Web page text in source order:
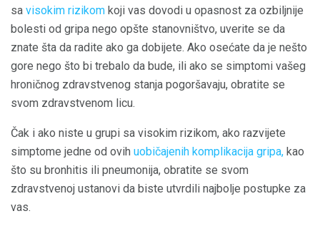
sa visokim rizikom koji vas dovodi u opasnost za ozbiljnije
bolesti od gripa nego opšte stanovništvo, uverite se da
znate šta da radite ako ga dobijete. Ako osećate da je nešto
gore nego što bi trebalo da bude, ili ako se simptomi vašeg
hroničnog zdravstvenog stanja pogoršavaju, obratite se
svom zdravstvenom licu.
Čak i ako niste u grupi sa visokim rizikom, ako razvijete
simptome jedne od ovih uobičajenih komplikacija gripa, kao
što su bronhitis ili pneumonija, obratite se svom
zdravstvenoj ustanovi da biste utvrdili najbolje postupke za
vas.